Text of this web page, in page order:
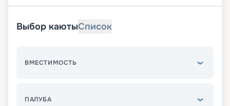
Выбор каютыСписок
ВМЕСТИМОСТЬ
ПАЛУБА